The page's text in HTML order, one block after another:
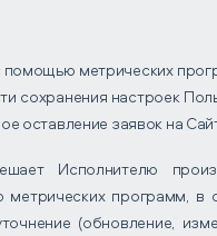
метрических
сохранения настроек
оставление заявок на
Исполнителю
программ, в
(обновление,